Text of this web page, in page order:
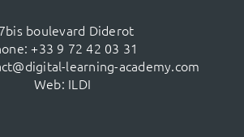
boulevard Diderot
+33 9 72 42 03 31
learning-academy.com
Web: ILDI